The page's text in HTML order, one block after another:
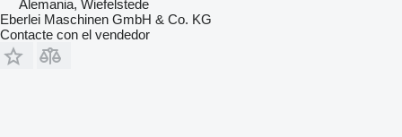
Alemania, Wiefelstede
Eberlei Maschinen GmbH & Co. KG
Contacte con el vendedor